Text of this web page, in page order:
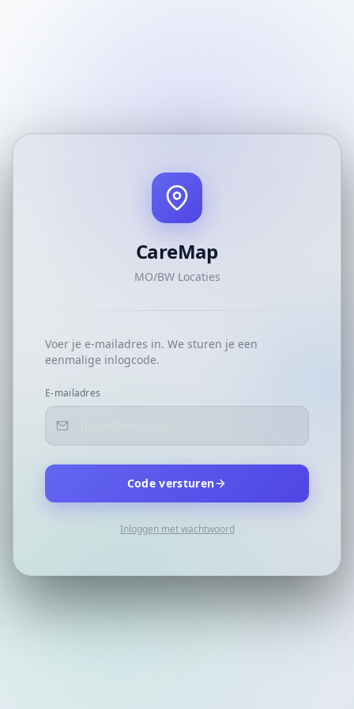
CareMap
MO/BW Locaties
Voer je e-mailadres in. We sturen je een
eenmalige inlogcode.
E-mailadres
Code versturen
Inloggen met wachtwoord